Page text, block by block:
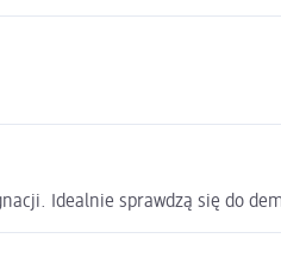
Idealnie sprawdzą się do